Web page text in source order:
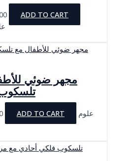
ADD TO CART
مجهر ضوئي
ADD TO CART
علوم